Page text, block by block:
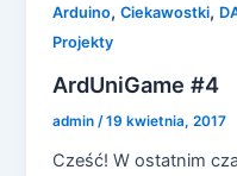
Arduino,Ciekawostki,
Projekty
ArdUniGame #4
admin/19 kwietnia, 2017
Cześć! W ostatnim